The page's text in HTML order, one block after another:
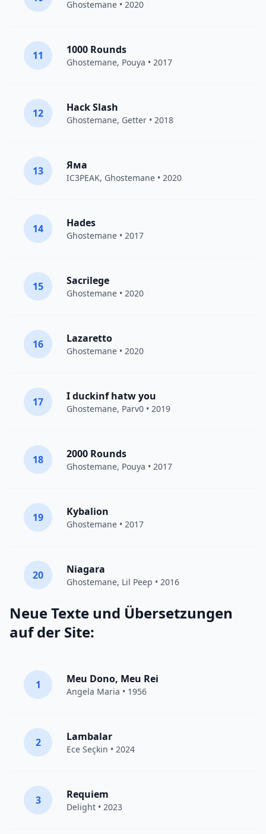
Ghostemane • 2020
11 1000 Rounds
Ghostemane, Pouya • 2017
12 Hack Slash
Ghostemane, Getter • 2018
13 Яма
IC3PEAK, Ghostemane • 2020
14 Hades
Ghostemane • 2017
15 Sacrilege
Ghostemane • 2020
16 Lazaretto
Ghostemane • 2020
17 I duckinf hatw you
Ghostemane, Parv0 • 2019
18 2000 Rounds
Ghostemane, Pouya • 2017
19 Kybalion
Ghostemane • 2017
20 Niagara
Ghostemane, Lil Peep • 2016
Neue Texte und Übersetzungen
auf der Site:
1 Meu Dono, Meu Rei
Angela Maria • 1956
2 Lambalar
Ece Seçkin • 2024
3 Requiem
Delight • 2023